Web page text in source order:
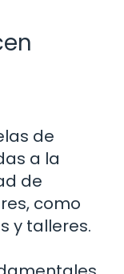
de
a la
de
como
y talleres.